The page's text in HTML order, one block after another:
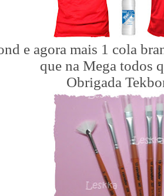
e agora mais 1 cola
que na Mega todos
Obrigada